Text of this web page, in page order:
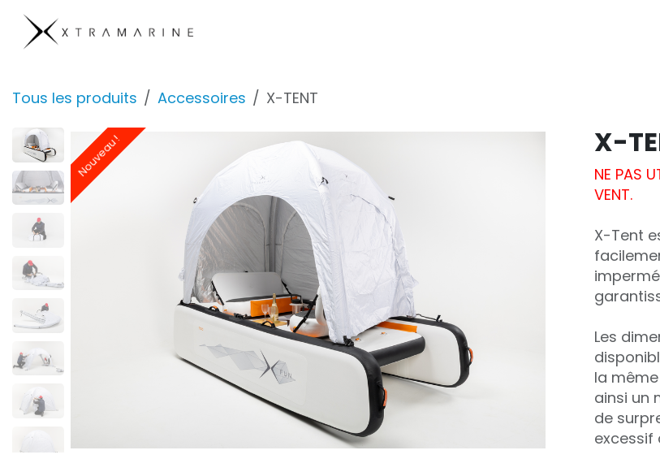
Se rendre au contenu
Tous les produits Accessoires X-TENT
Nouveau !
Nouveau ! X-
NE PAS
VENT.
X-Tent
Les
la
ainsi un
de
excessif